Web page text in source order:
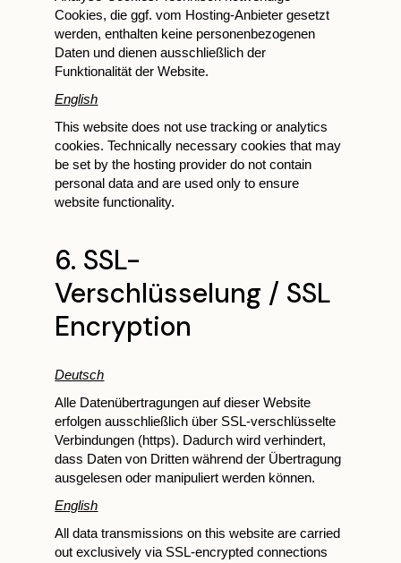
Cookies, die ggf. vom Hosting-Anbieter gesetzt
werden, enthalten keine personenbezogenen
Daten und dienen ausschließlich der
Funktionalität der Website.
English
This website does not use tracking or analytics
cookies. Technically necessary cookies that may
be set by the hosting provider do not contain
personal data and are used only to ensure
website functionality.
6. SSL-
Verschlüsselung / SSL
Encryption
Deutsch
Alle Datenübertragungen auf dieser Website
erfolgen ausschließlich über SSL-verschlüsselte
Verbindungen (https). Dadurch wird verhindert,
dass Daten von Dritten während der Übertragung
ausgelesen oder manipuliert werden können.
English
All data transmissions on this website are carried
out exclusively via SSL-encrypted connections